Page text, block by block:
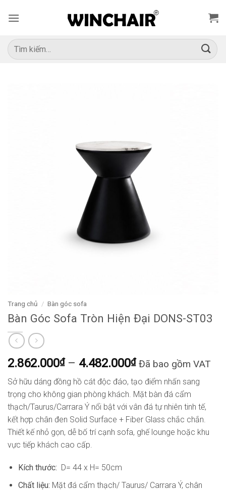
qua
dung
Tìm
kiếm:
Trang chủ / Bàn góc sofa
Bàn Góc Sofa Tròn Hiện Đại DONS-ST03
2.862.000₫ – 4.482.000₫Khoảng
giá:
từ
2.862.000₫
đến
4.482.000₫
Đã bao gồm VAT
Sở hữu dáng đồng hồ cát độc đáo, tạo điểm nhấn sang
trọng cho không gian phòng khách. Mặt bàn đá cẩm
thạch/Taurus/Carrara Ý nổi bật với vân đá tự nhiên tinh tế,
kết hợp chân đen Solid Surface + Fiber Glass chắc chắn.
Thiết kế nhỏ gọn, dễ bố trí cạnh sofa, ghế lounge hoặc khu
vực tiếp khách cao cấp.
Kích thước: D= 44 x H= 50cm
Chất liệu: Mặt đá cẩm thạch/ Taurus/ Carrara Ý, chân